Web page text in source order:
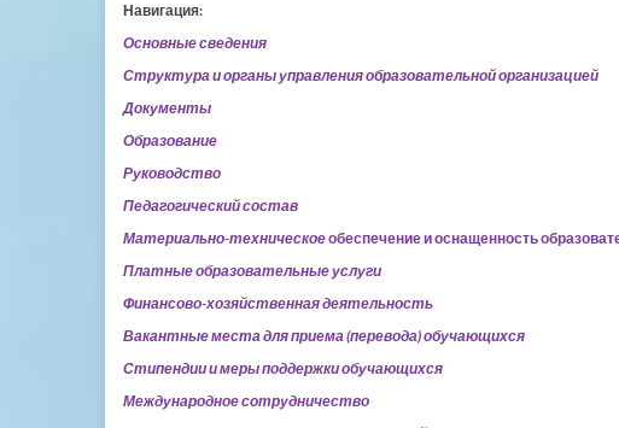
Навигация:
Основные сведения
Структура и органы управления образовательной организацией
Документы
Образование
Руководство
Педагогический состав
Материально-техническоеобеспечение и оснащенность
Платные образовательные услуги
Финансово-хозяйственная деятельность
Вакантные места для приема (перевода) обучающихся
Стипендии и меры поддержки обучающихся
Международное сотрудничество